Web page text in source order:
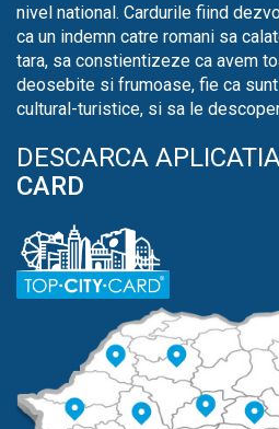
nivel national. Cardurile fiind
ca un indemn catre romani sa
tara, sa constientizeze ca avem
deosebite si frumoase, fie ca
cultural-turistice, si sa le
DESCARCA
CARD